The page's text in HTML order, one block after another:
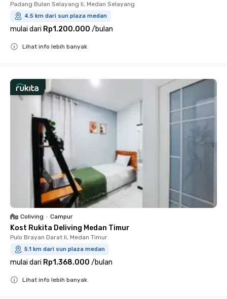
Padang Bulan Selayang Ii, Medan Selayang
4.5 km dari sun plaza medan
mulai dari Rp1.200.000 /bulan
Lihat info lebih banyak
Coliving • Campur
Kost Rukita Deliving Medan Timur
Pulo Brayan Darat Ii, Medan Timur
5.1 km dari sun plaza medan
mulai dari Rp1.368.000 /bulan
Lihat info lebih banyak